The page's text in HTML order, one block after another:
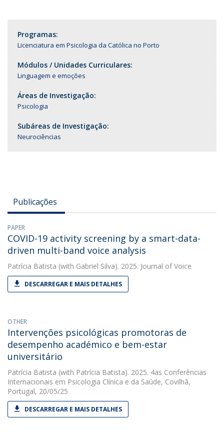
Programas:
Licenciatura em Psicologia da Católica no Porto
Módulos / Unidades Curriculares:
Linguagem e emoções
Áreas de Investigação:
Psicologia
Subáreas de Investigação:
Neurociências
Publicações
PAPER
COVID-19 activity screening by a smart-data-
driven multi-band voice analysis
Patrícia Batista (with Gabriel Silva). 2025. Journal of Voice
DESCARREGAR E MAIS DETALHES
OTHER
Intervenções psicológicas promotoras de
desempenho académico e bem-estar
universitário
Patrícia Batista (with Patrícia Batista). 2025. 4as Conferências
Internacionais em Psicologia Clínica e da Saúde, Covilhã,
Portugal, 20/05/25
DESCARREGAR E MAIS DETALHES